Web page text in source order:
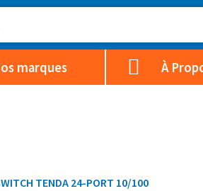
marques À
TENDA 24-PORT 10/100